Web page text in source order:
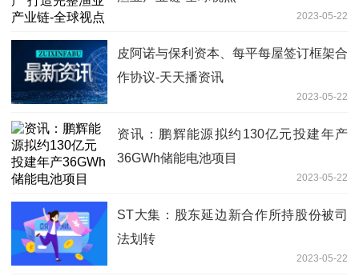
2023-05-22
皮阿诺与保利资本、每平每屋签订框架合
作协议-天天播资讯
2023-05-22
资讯：鹏辉能源拟约130亿元投建年产
36GWh储能电池项目
2023-05-22
ST大集：股东延边新合作所持股份被司
法划转
2023-05-22